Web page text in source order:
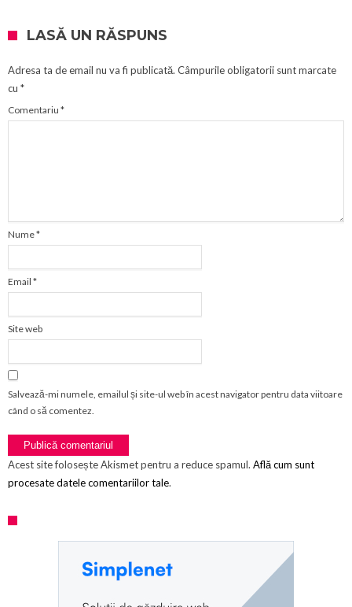
LASĂ UN RĂSPUNS
Adresa ta de email nu va fi publicată. Câmpurile obligatorii sunt marcate
cu *
Comentariu *
Nume*
Email *
Site web
Salvează-mi numele, emailul și site-ul web în acest navigator pentru data viitoare
când o să comentez.
Acest site folosește Akismet pentru a reduce spamul. Află cum sunt
procesate datele comentariilor tale.